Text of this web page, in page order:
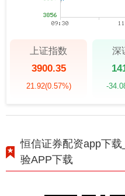
上证指数
3900.35
21.92(0.57%)
深
-
恒信证券配资app下
验APP下载